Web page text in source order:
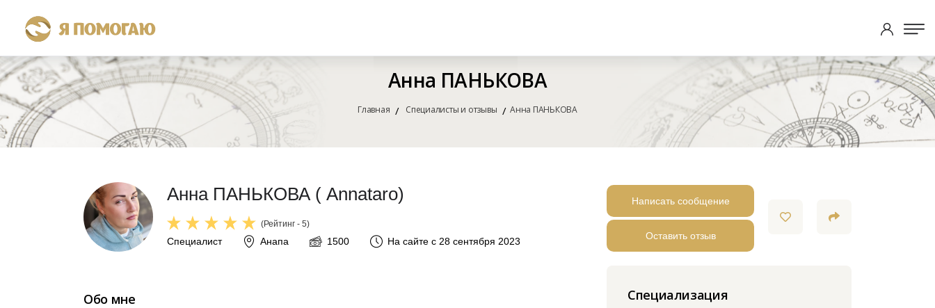
Анна ПАНЬКОВА
Главная Специалисты и отзывы Анна ПАНЬКОВА
Анна ПАНЬКОВА ( Annataro)
(Рейтинг - 5)
Специалист Анапа 1500 На сайте с 28 сентября 2023
Обо мне
Написать сообщение
Оставить отзыв
Специализация